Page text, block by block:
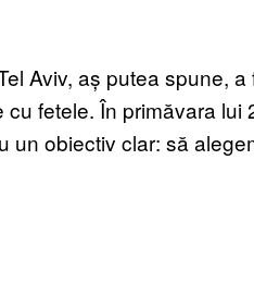
Aviv, aș putea spune,
fetele. În primăvara
un obiectiv clar: să